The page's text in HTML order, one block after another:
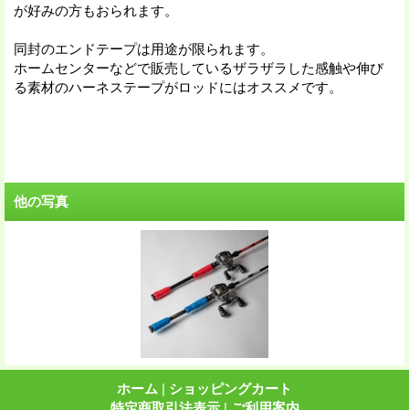
が好みの方もおられます。
同封のエンドテープは用途が限られます。
ホームセンターなどで販売しているザラザラした感触や伸び
る素材のハーネステープがロッドにはオススメです。
他の写真
ホーム | ショッピングカート